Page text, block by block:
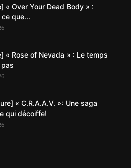
« Over Your Dead Body » :
ce que...
« Rose of Nevada » : Le temps
pas
« C.R.A.A.V. »: Une saga
qui décoiffe!